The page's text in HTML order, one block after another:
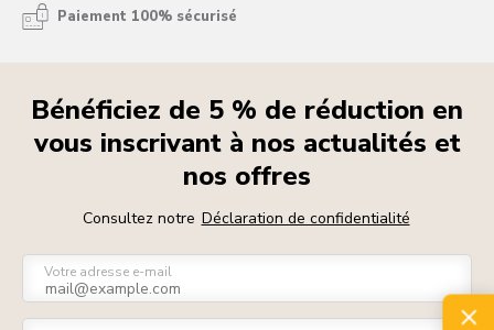
Paiement 100% sécurisé
Bénéficiez de 5 % de réduction en
vous inscrivant à nos actualités et
nos offres
Consultez notre Déclaration de confidentialité
Votre adresse e-mail